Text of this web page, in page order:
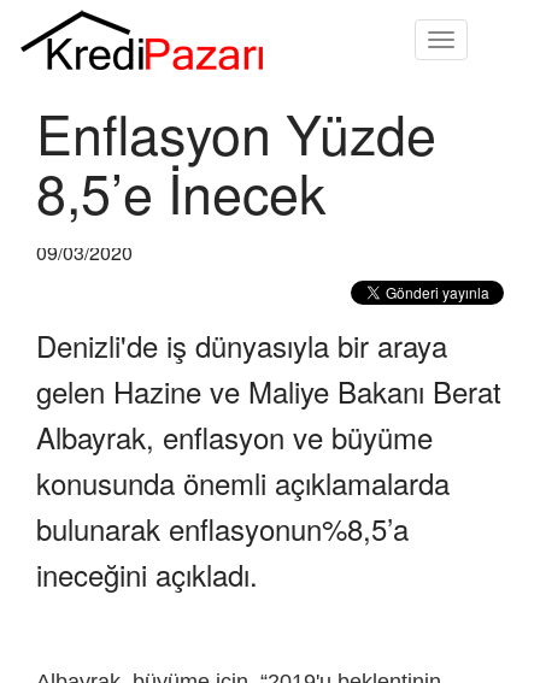
Toggle
Enflasyon Yüzde
8,5’e İnecek
09/03/2020
Denizli'de iş dünyasıyla bir araya
gelen Hazine ve Maliye Bakanı Berat
Albayrak, enflasyon ve büyüme
konusunda önemli açıklamalarda
bulunarak enflasyonun%8,5’a
ineceğini açıkladı.